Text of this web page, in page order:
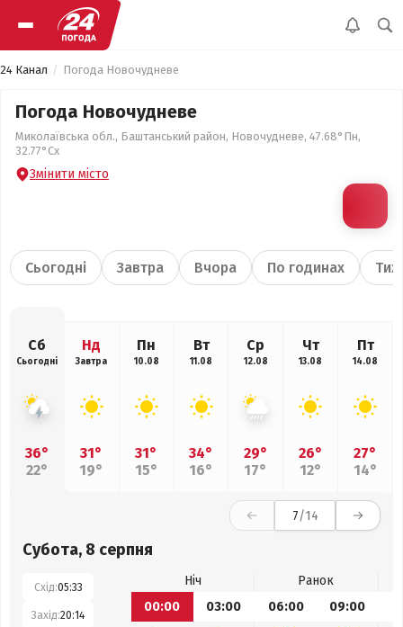
24 Канал Погода Новочудневе
Погода Новочудневе
Миколаївська обл., Баштанський район, Новочудневе, 47.68°Пн,
32.77°Сх
Змінити місто
Сьогодні Завтра Вчора По годинах
Сб
Сьогодні
36°
22°
Нд
Завтра
31°
19°
Пн
10.08
31°
15°
Вт
11.08
34°
16°
Ср
12.08
29°
17°
Чт
13.08
26°
12°
Пт
14.08
27°
14°
7/14
Субота, 8 серпня
Схід:05:33
Захід:20:14
Ніч
Ранок
00:00
03:00 06:00 09:00